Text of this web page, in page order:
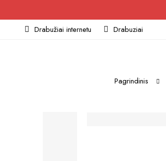
Drabužiai internetu
Drabuziai
Pagrindinis